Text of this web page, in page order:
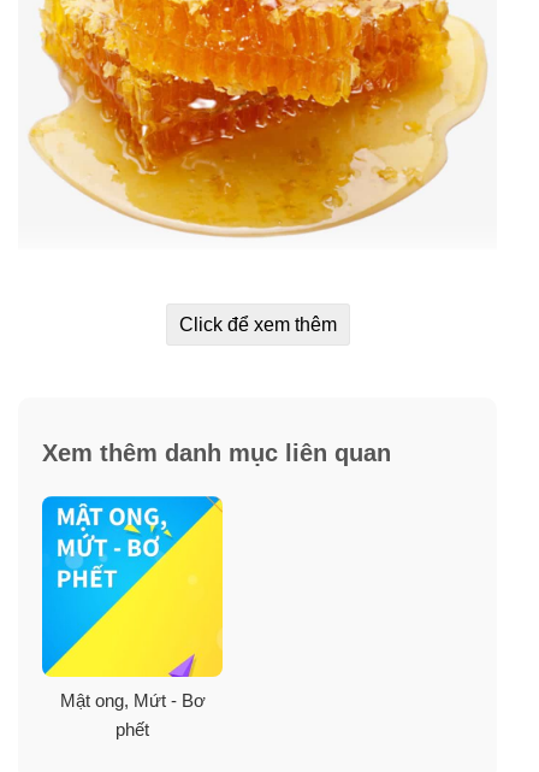
Ưu điểm mật ong Absolute Organic
Australian Manuka Honey
Nguyên chất.
Vị thơm ngon, ngọt tự nhiên.
Được xuất xứ và đóng gói tại Úc.
Click để xem thêm
Xem thêm danh mục liên quan
Mật ong, Mứt - Bơ
phết